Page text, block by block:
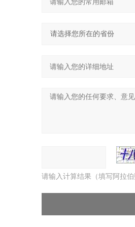
请输入计算结果（填写阿拉